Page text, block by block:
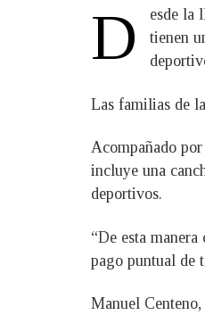
D
esde la
tienen
Las familias de
Acompañado
incluye una
deportivos.
“De esta
pago puntual de
Manuel